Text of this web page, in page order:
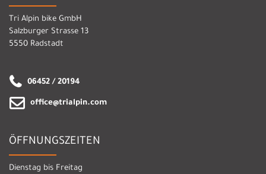
Tri Alpin bike GmbH
Salzburger Strasse 13
5550 Radstadt
06452 / 20194
office@trialpin.com
ÖFFNUNGSZEITEN
Dienstag bis Freitag